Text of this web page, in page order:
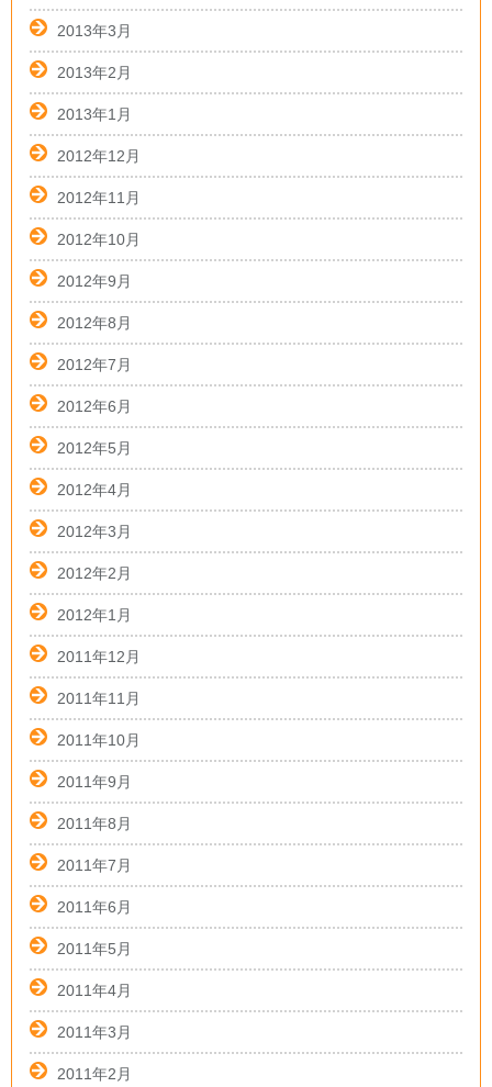
2013年3月
2013年2月
2013年1月
2012年12月
2012年11月
2012年10月
2012年9月
2012年8月
2012年7月
2012年6月
2012年5月
2012年4月
2012年3月
2012年2月
2012年1月
2011年12月
2011年11月
2011年10月
2011年9月
2011年8月
2011年7月
2011年6月
2011年5月
2011年4月
2011年3月
2011年2月